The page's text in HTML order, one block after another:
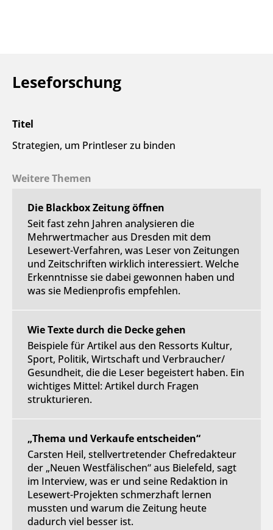
Leseforschung
Titel
Strategien, um Printleser zu binden
Weitere Themen
Die Blackbox Zeitung öffnen
Seit fast zehn Jahren analysieren die
Mehrwertmacher aus Dresden mit dem
Lesewert-Verfahren, was Leser von Zeitungen
und Zeitschriften wirklich interessiert. Welche
Erkenntnisse sie dabei gewonnen haben und
was sie Medienprofis empfehlen.
Wie Texte durch die Decke gehen
Beispiele für Artikel aus den Ressorts Kultur,
Sport, Politik, Wirtschaft und Verbraucher/
Gesundheit, die die Leser begeistert haben. Ein
wichtiges Mittel: Artikel durch Fragen
strukturieren.
„Thema und Verkaufe entscheiden“
Carsten Heil, stellvertretender Chefredakteur
der „Neuen Westfälischen“ aus Bielefeld, sagt
im Interview, was er und seine Redaktion in
Lesewert-Projekten schmerzhaft lernen
mussten und warum die Zeitung heute
dadurch viel besser ist.